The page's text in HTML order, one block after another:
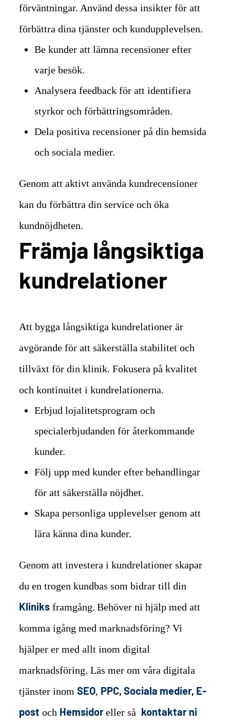
förväntningar. Använd dessa insikter för att
förbättra dina tjänster och kundupplevelsen.
Be kunder att lämna recensioner efter
varje besök.
Analysera feedback för att identifiera
styrkor och förbättringsområden.
Dela positiva recensioner på din hemsida
och sociala medier.
Genom att aktivt använda kundrecensioner
kan du förbättra din service och öka
kundnöjdheten.
Främja långsiktiga
kundrelationer
Att bygga långsiktiga kundrelationer är
avgörande för att säkerställa stabilitet och
tillväxt för din klinik. Fokusera på kvalitet
och kontinuitet i kundrelationerna.
Erbjud lojalitetsprogram och
specialerbjudanden för återkommande
kunder.
Följ upp med kunder efter behandlingar
för att säkerställa nöjdhet.
Skapa personliga upplevelser genom att
lära känna dina kunder.
Genom att investera i kundrelationer skapar
du en trogen kundbas som bidrar till din
Kliniks framgång. Behöver ni hjälp med att
komma igång med marknadsföring? Vi
hjälper er med allt inom digital
marknadsföring. Läs mer om våra digitala
tjänster inomSEO, PPC,Sociala medier, E-
post och Hemsidoreller så kontaktar ni